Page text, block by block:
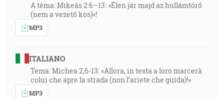
A téma: Mikeás 2:6–13: »Élen jár majd az hullámtörő
(nem a vezető kos)«!
MP3
ITALIANO
Tema: Michea 2,6-13: «Allora, in testa a loro marcerà
colui che apre la strada (non l’ariete che guida)!»
MP3